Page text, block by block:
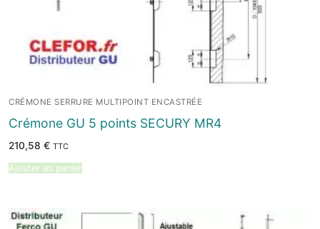
CRÉMONE SERRURE MULTIPOINT ENCASTRÉE
Crémone GU 5 points SECURY MR4
210,58 € TTC
Ajouter au panier